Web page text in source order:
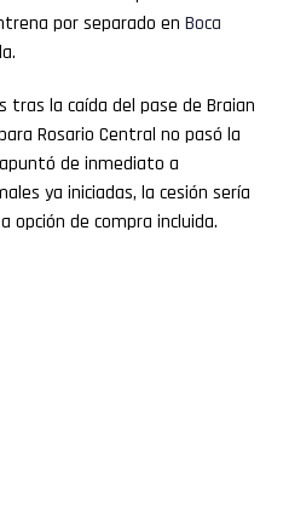
por separado en Boca
tras la caída del pase de Braian
Rosario Central no pasó la
de inmediato a
ya iniciadas, la cesión sería
opción de compra incluida.